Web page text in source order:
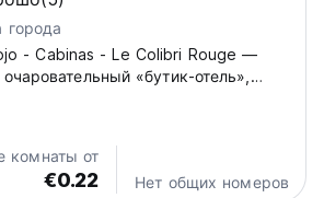
города
- Cabinas - Le Colibri Rouge —
«бутик-отель»,
Кауита в Комадре.
комнаты от
€0.22 Нет общих номеров